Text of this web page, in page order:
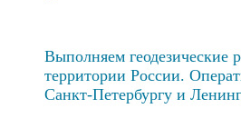
Выполняем геодезические
территории России.
Санкт-Петербургу и